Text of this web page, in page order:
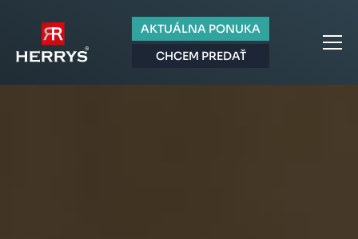
AKTUÁLNA PONUKA
CHCEM PREDAŤ